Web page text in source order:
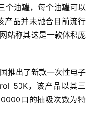
个油罐，每个油罐可以
产品并未融合目前流行
站称其这是一款体积庞
推出了新款一次性电子
50K，该产品以其三
口的抽吸次数为特